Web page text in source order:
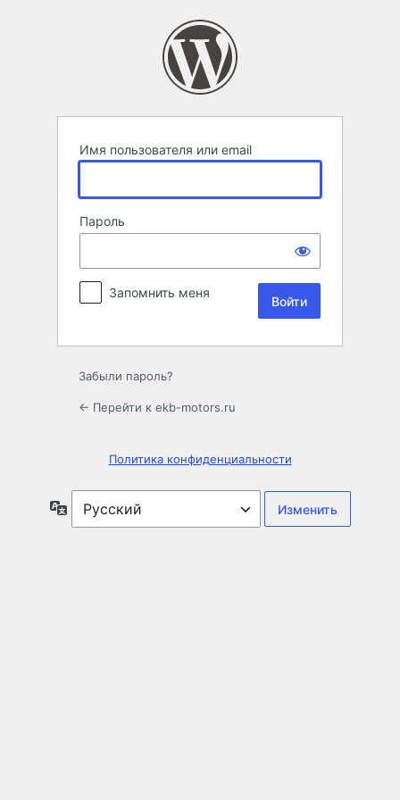
Имя пользователя или email
Пароль
Запомнить меня
Забыли пароль?
← Перейти к ekb-motors.ru
Политика конфиденциальности
Язык